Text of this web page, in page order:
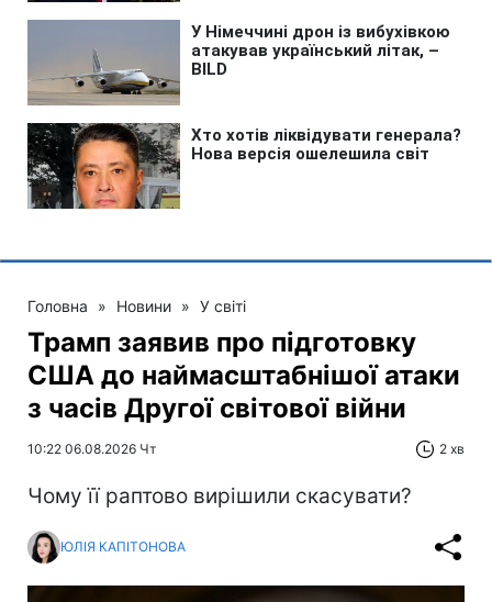
Головна » Новини » У світі
Трамп заявив про підготовку
США до наймасштабнішої атаки
з часів Другої світової війни
10:22 06.08.2026 Чт 2 хв
Чому її раптово вирішили скасувати?
ЮЛІЯ КАПІТОНОВА